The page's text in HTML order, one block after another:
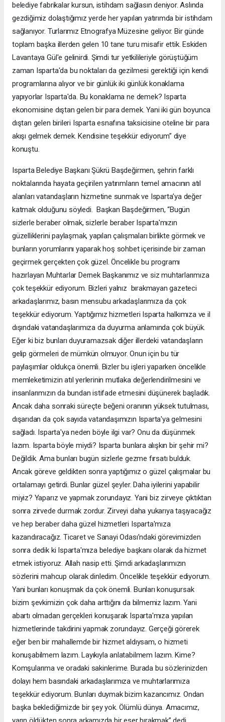
belediye fabrikalar kursun, istihdam sağlasın deniyor. Aslında
gezdiğimiz dolaştığımız yerde her yapılan yatırımda bir istihdam
sağlanıyor. Turlarımız Etnografya Müzesine geliyor. Bir günde
toplam başka illerden gelen 10 tane turu misafir ettik. Eskiden
Lavantaya Gül'e gelinirdi. Şimdi tur yetkilileriyle görüştüğüm
zaman Isparta'da bu noktaları da gezilmesi gerektiği için kendi
programlarına alıyor ve bir günlük iki günlük konaklama
yapıyorlar Isparta'da. Bu konaklama ne demek? Isparta
ekonomisine dıştan gelen bir para demek. Yani iki gün boyunca
dıştan gelen birileri Isparta esnafına taksicisine oteline bir para
akışı gelmek demek. Kendisine teşekkür ediyorum” diye
konuştu.
Isparta Belediye Başkanı Şükrü Başdeğirmen, şehrin farklı
noktalarında hayata geçirilen yatırımların temel amacının atıl
alanları vatandaşların hizmetine sunmak ve Isparta’ya değer
katmak olduğunu söyledi. Başkan Başdeğirmen, “Bugün
sizlerle beraber olmak, sizlerle beraber Isparta'mızın
güzelliklerini paylaşmak, yapılan çalışmaları birlikte görmek ve
bunların yorumlarını yaparak hoş sohbet içerisinde bir zaman
geçirmek gerçekten çok güzel. Öncelikle bu programı
hazırlayan Muhtarlar Dernek Başkanımız ve siz muhtarlarımıza
çok teşekkür ediyorum. Bizleri yalnız bırakmayan gazeteci
arkadaşlarımız, basın mensubu arkadaşlarımıza da çok
teşekkür ediyorum. Yaptığımız hizmetleri Isparta halkımıza ve il
dışındaki vatandaşlarımıza da duyurma anlamında çok büyük.
Eğer ki biz bunları duyuramazsak diğer illerdeki vatandaşların
gelip görmeleri de mümkün olmuyor. Onun için bu tür
paylaşımlar oldukça önemli. Bizler bu işleri yaparken öncelikle
memleketimizin atıl yerlerinin mutlaka değerlendirilmesini ve
insanlarımızın da bundan istifade etmesini düşünerek başladık.
Ancak daha sonraki süreçte beğeni oranının yüksek tutulması,
dışarıdan da çok sayıda vatandaşımızın Isparta'ya gelmesini
sağladı. Isparta'ya neden böyle ilgi var? Onu da düşünmek
lazım. Isparta böyle miydi? Isparta bunlara alışkın bir şehir mi?
Değildik. Ama bunları bugün sizlerle gezme fırsatı bulduk.
Ancak göreve geldikten sonra yaptığımız o güzel çalışmalar bu
ortalamayı getirdi. Bunlar güzel şeyler. Daha iyilerini yapabilir
miyiz? Yaparız ve yapmak zorundayız. Yani biz zirveye çıktıktan
sonra zirvede durmak zordur. Zirveyi daha yukarıya taşıyacağız
ve hep beraber daha güzel hizmetleri Isparta'mıza
kazandıracağız. Ticaret ve Sanayi Odası’ndaki görevimizden
sonra dedik ki Isparta'mıza belediye başkanı olarak da hizmet
etmek istiyoruz. Allah nasip etti. Şimdi arkadaşlarımızın
sözlerini mahcup olarak dinledim. Öncelikle teşekkür ediyorum.
Yani bunları konuşmak da çok önemli. Bunları konuşursak
bizim şevkimizin çok daha arttığını da bilmemiz lazım. Yani
abartı olmadan gerçekleri konuşarak Isparta'mıza yapılan
hizmetlerinde takdirini yapmak zorundayız. Gerçeği görerek
eğer ben bir mahallemde bir hizmet aldıysam, o hizmeti
konuşabilmem lazım. Layıkıyla anlatabilmem lazım. Kime?
Komşularıma ve oradaki sakinlerime. Burada bu sözlerinizden
dolayı hem basındaki arkadaşlarımıza ve muhtarlarımıza
teşekkür ediyorum. Bunları duymak bizim kazancımız. Ondan
başka beklediğimizde bir şey yok. Ölümlü dünya. Amacımız,